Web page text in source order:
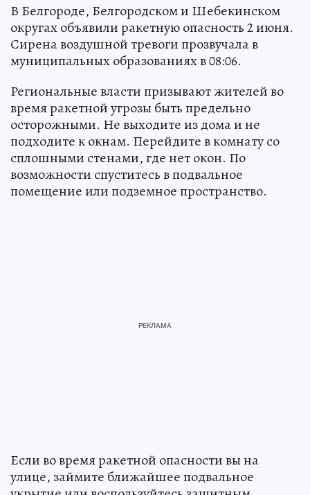
В Белгороде, Белгородском и Шебекинском
округах объявили ракетную опасность 2 июня.
Сирена воздушной тревоги прозвучала в
муниципальных образованиях в 08:06.
Региональные власти призывают жителей во
время ракетной угрозы быть предельно
осторожными. Не выходите из дома и не
подходите к окнам. Перейдите в комнату со
сплошными стенами, где нет окон. По
возможности спуститесь в подвальное
помещение или подземное пространство.
Если во время ракетной опасности вы на
улице, займите ближайшее подвальное